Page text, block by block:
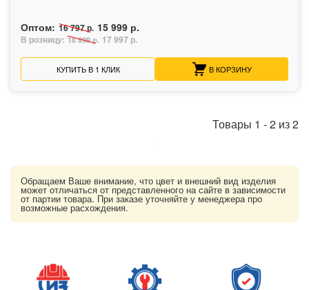
Оптом: 16 797 р. 15 999 р.
В розницу: 18 999 р. 17 997 р.
КУПИТЬ В 1 КЛИК В КОРЗИНУ
Товары 1 -2 из2
Обращаем Ваше внимание, что цвет и внешний вид изделия
может отличаться от представленного на сайте в зависимости
от партии товара. При заказе уточняйте у менеджера про
возможные расхождения.